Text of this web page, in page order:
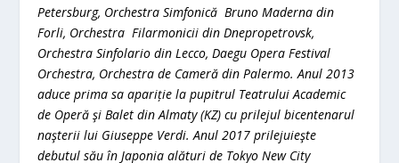
Petersburg, Orchestra Simfonică Bruno Maderna din
Forli, Orchestra Filarmonicii din Dnepropetrovsk,
Orchestra Sinfolario din Lecco, Daegu Opera Festival
Orchestra, Orchestra de Cameră din Palermo. Anul 2013
aduce prima sa apariție la pupitrul Teatrului Academic
de Operă şi Balet din Almaty (KZ) cu prilejul bicentenarul
naşterii lui Giuseppe Verdi. Anul 2017 prilejuieşte
debutul său în Japonia alături de Tokyo New City